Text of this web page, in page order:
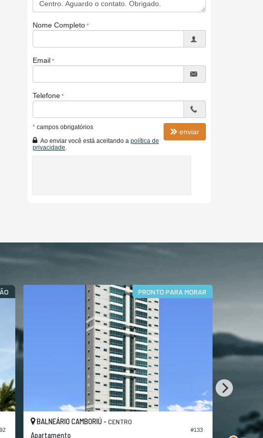
Nome Completo
Email
Telefone
* campos obrigatórios
Ao enviar você está aceitando a política de
privacidade
enviar
PRONTO PARA MORAR
#133
BALNEÁRIO CAMBORIÚ - CENTRO
Apartamento